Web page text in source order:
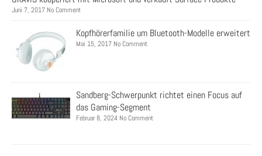
Juni 7, 2017 No Comment
Kopfhörerfamilie um Bluetooth-Modelle erweitert
Mai 15, 2017 No Comment
Sandberg-Schwerpunkt richtet einen Focus auf
das Gaming-Segment
Februar 8, 2024 No Comment